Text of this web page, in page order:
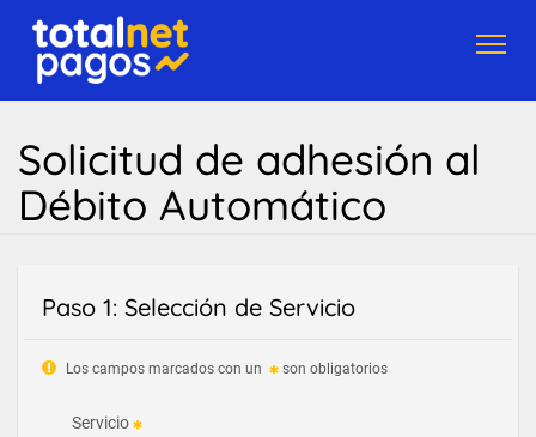
Solicitud de adhesión al
Débito Automático
Paso 1: Selección de Servicio
Los campos marcados con un son obligatorios
Servicio